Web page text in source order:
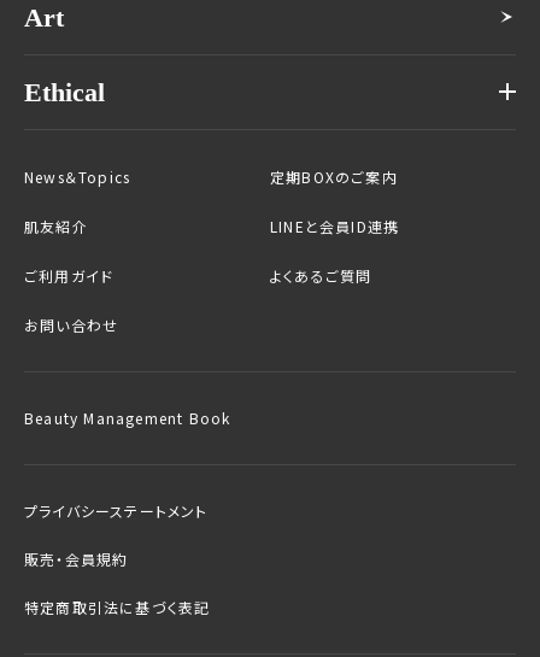
Art
Ethical
News＆Topics 定期BOXのご案内
肌友紹介 LINEと会員ID連携
ご利用ガイド よくあるご質問
お問い合わせ
Beauty Management Book
プライバシーステートメント
販売・会員規約
特定商取引法に基づく表記